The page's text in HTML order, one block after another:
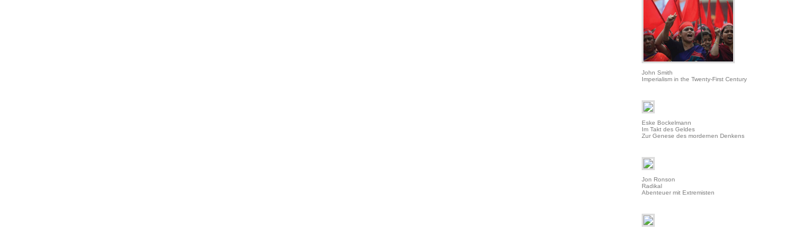
John Smith
Imperialism in the Twenty-First Century
Eske Bockelmann
Im Takt des Geldes
Zur Genese des mordernen Denkens
Jon Ronson
Radikal
Abenteuer mit Extremisten